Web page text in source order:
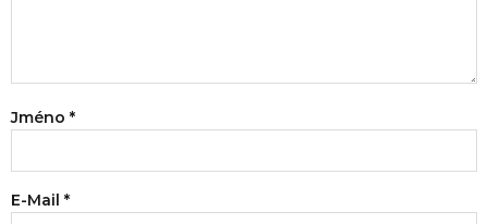
Jméno *
E-Mail *